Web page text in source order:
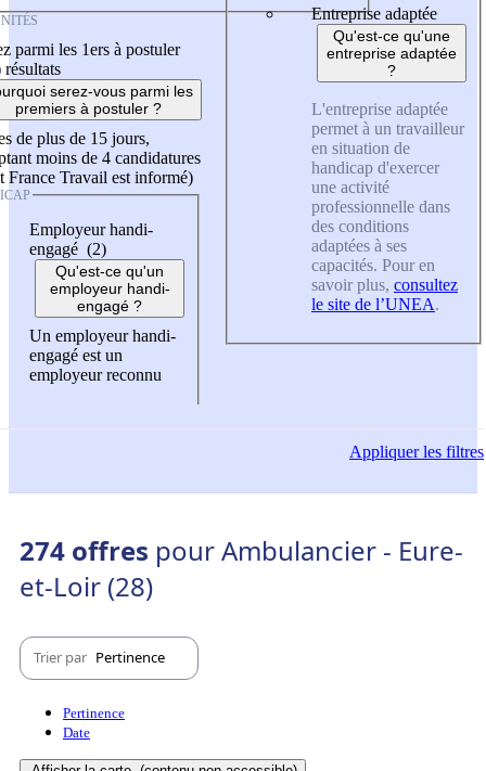
parmi les 1ers à postuler
résultats
serez-vous parmi les
premiers à postuler ?
de plus de 15 jours,
moins de 4 candidatures
France Travail est informé)
Employeur handi-
engagé (2)
Qu'est-ce qu'un
employeur handi-
engagé ?
Un employeur handi-
engagé est un
employeur reconnu
Entreprise adaptée
Qu'est-ce qu'une
entreprise adaptée
?
L'entreprise adaptée
permet à un travailleur
en situation de
handicap d'exercer
une activité
professionnelle dans
des conditions
adaptées à ses
capacités. Pour en
savoir plus, consultez
le site de l’UNEA.
Appliquerles filtres
274 offres pour Ambulancier - Eure-
et-Loir (28)
Trier par Pertinence
Pertinence
Date